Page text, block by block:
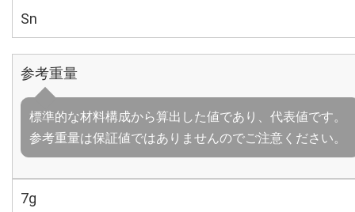
Sn
参考重量
標準的な材料構成から算出した値であり、代表値です。
参考重量は保証値ではありませんのでご注意ください。
7g